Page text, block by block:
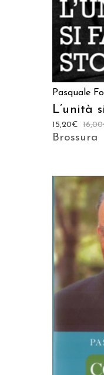
Pasquale
L’unità
16,00
15,20€
Brossura